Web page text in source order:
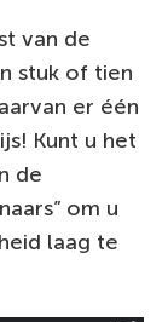
van de
stuk of tien
er één
Kunt u het
de
om u
laag te